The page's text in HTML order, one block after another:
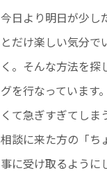
今日より明日が少し
とだけ楽しい気分で
く。そんな方法を探
グを行なっています
くて急ぎすぎてしま
相談に来た方の「ち
事に受け取るように